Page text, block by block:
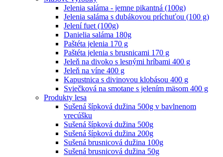
Jelenia saláma - jemne pikantná (100g)
Jelenia saláma s dubákovou príchuťou (100 g)
Jelení fuet (100g)
Danielia saláma 180g
Paštéta jelenia 170 g
Paštéta jelenia s brusnicami 170 g
Jeleň na divoko s lesnými hríbami 400 g
Jeleň na víne 400 g
Kapustnica s divinovou klobásou 400 g
Sviečková na smotane s jelením mäsom 400 g
Produkty lesa
Sušená šípková dužina 500g v bavlnenom
vrecúšku
Sušená šípková dužina 500g
Sušená šípková dužina 200g
Sušená brusnicová dužina 100g
Sušená brusnicová dužina 50g